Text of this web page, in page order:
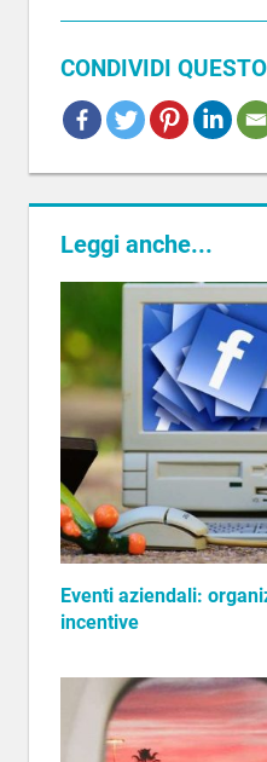
CONDIVIDI
INCENTIVE
Leggi anche...
Eventi aziendali:
incentive